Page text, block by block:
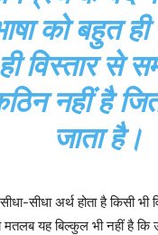
को
विस्तार से
नहीं है
जाता है।
सीधा अर्थ होता है किसी भी
मतलब यह बिल्कुल भी नहीं है